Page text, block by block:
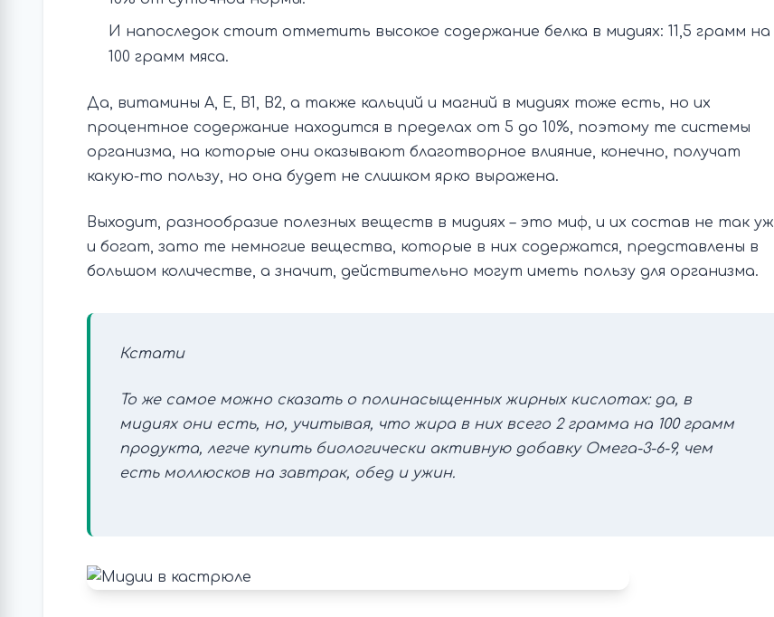
И напоследок стоит отметить высокое содержание белка в мидиях: 11,5 грамм на
100 грамм мяса.
Да, витамины А, Е, В1, В2, а также кальций и магний в мидиях тоже есть, но их
процентное содержание находится в пределах от 5 до 10%, поэтому те системы
организма, на которые они оказывают благотворное влияние, конечно, получат
какую-то пользу, но она будет не слишком ярко выражена.
Выходит, разнообразие полезных веществ в мидиях – это миф, и их состав не так уж
и богат, зато те немногие вещества, которые в них содержатся, представлены в
большом количестве, а значит, действительно могут иметь пользу для организма.
Кстати
То же самое можно сказать о полинасыщенных жирных кислотах: да, в
мидиях они есть, но, учитывая, что жира в них всего 2 грамма на 100 грамм
продукта, легче купить биологически активную добавку Омега-3-6-9, чем
есть моллюсков на завтрак, обед и ужин.